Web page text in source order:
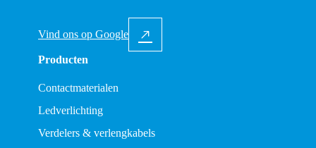
Vind ons op Google
Producten
Contactmaterialen
Ledverlichting
Verdelers & verlengkabels